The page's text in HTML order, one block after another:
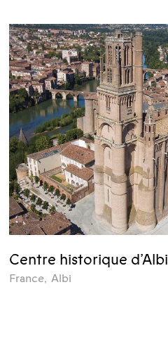
Centre historique d’Albi
France, Albi